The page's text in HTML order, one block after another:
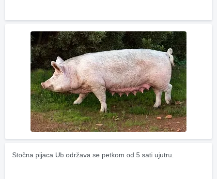
Stočna pijaca Ub održava se petkom od 5 sati ujutru.